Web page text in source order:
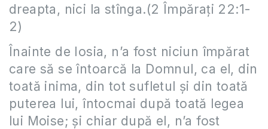
dreapta, nici la stînga.(2 Împărați 22:1-
2)
Înainte de Iosia, n’a fost niciun împărat
care să se întoarcă la Domnul, ca el, din
toată inima, din tot sufletul şi din toată
puterea lui, întocmai după toată legea
lui Moise; şi chiar după el, n’a fost